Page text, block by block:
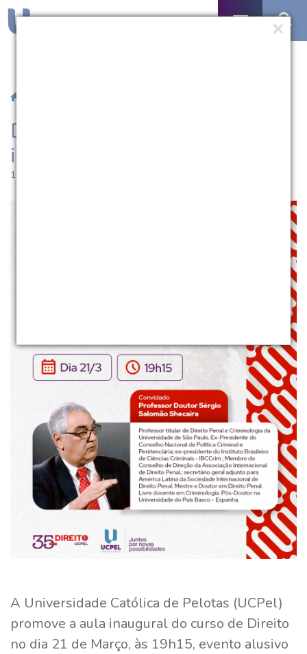
Direito UCPel promove aula
inaugural
19.03.2025 | 16:51
A Universidade Católica de Pelotas (UCPel)
promove a aula inaugural do curso de Direito
no dia 21 de Março, às 19h15, evento alusivo